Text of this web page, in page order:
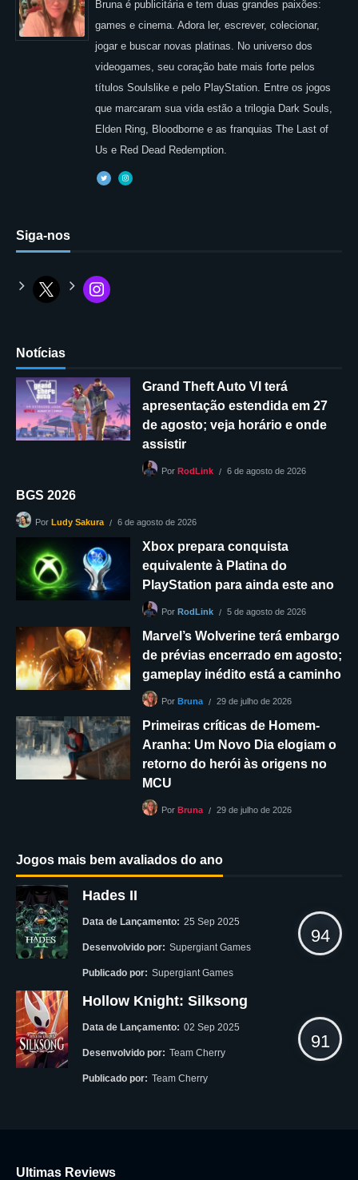
Bruna é publicitária e tem duas grandes paixões:
games e cinema. Adora ler, escrever, colecionar,
jogar e buscar novas platinas. No universo dos
videogames, seu coração bate mais forte pelos
títulos Soulslike e pelo PlayStation. Entre os jogos
que marcaram sua vida estão a trilogia Dark Souls,
Elden Ring, Bloodborne e as franquias The Last of
Us e Red Dead Redemption.
Siga-nos
Notícias
Grand Theft Auto VI terá
apresentação estendida em 27
de agosto; veja horário e onde
assistir
Por RodLink 6 de agosto de 2026
BGS 2026
Por Ludy Sakura 6 de agosto de 2026
Xbox prepara conquista
equivalente à Platina do
PlayStation para ainda este ano
Por RodLink 5 de agosto de 2026
Marvel’s Wolverine terá embargo
de prévias encerrado em agosto;
gameplay inédito está a caminho
Por Bruna 29 de julho de 2026
Primeiras críticas de Homem-
Aranha: Um Novo Dia elogiam o
retorno do herói às origens no
MCU
Por Bruna 29 de julho de 2026
Jogos mais bem avaliados do ano
Hades II
Data de Lançamento: 25 Sep 2025
Desenvolvido por: Supergiant Games
Publicado por: Supergiant Games
94
Hollow Knight: Silksong
Data de Lançamento: 02 Sep 2025
Desenvolvido por: Team Cherry
Publicado por: Team Cherry
91
Ultimas Reviews